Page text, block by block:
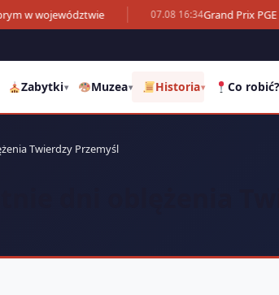
w województwie 07.08 16:34Grand Prix PGE
Zabytki▾ Muzea▾ Historia▾ Co robić?
Twierdzy Przemyśl